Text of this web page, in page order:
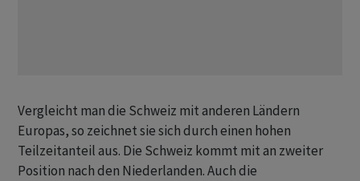
Vergleicht man die Schweiz mit anderen Ländern
Europas, so zeichnet sie sich durch einen hohen
Teilzeitanteil aus. Die Schweiz kommt mit an zweiter
Position nach den Niederlanden. Auch die